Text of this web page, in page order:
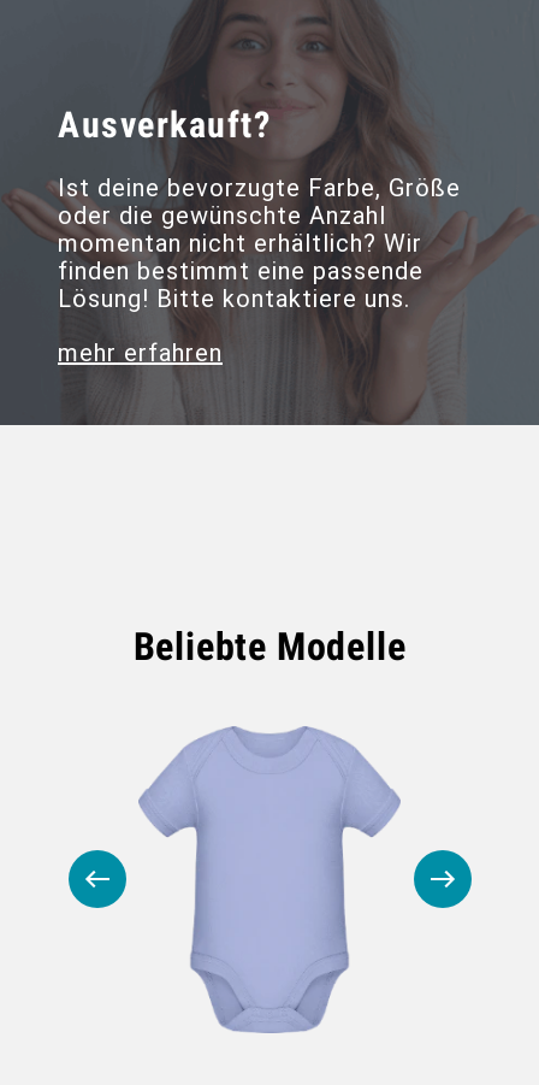
Ausverkauft?
Ist deine bevorzugte Farbe, Größe
oder die gewünschte Anzahl
momentan nicht erhältlich? Wir
finden bestimmt eine passende
Lösung! Bitte kontaktiere uns.
mehr erfahren
Beliebte Modelle